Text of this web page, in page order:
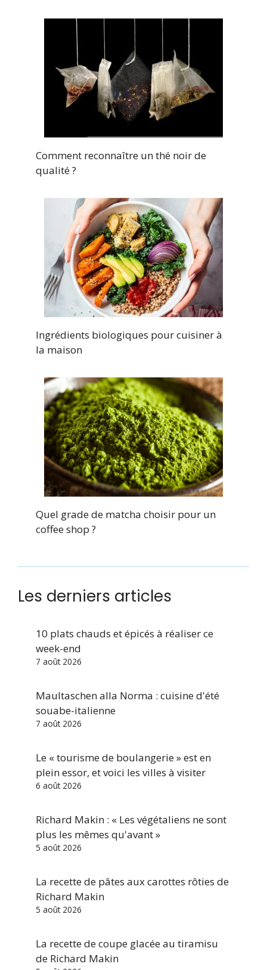
Comment reconnaître un thé noir de
qualité ?
Ingrédients biologiques pour cuisiner à
la maison
Quel grade de matcha choisir pour un
coffee shop ?
Les derniers articles
10 plats chauds et épicés à réaliser ce
week-end
7 août 2026
Maultaschen alla Norma : cuisine d'été
souabe-italienne
7 août 2026
Le « tourisme de boulangerie » est en
plein essor, et voici les villes à visiter
6 août 2026
Richard Makin : « Les végétaliens ne sont
plus les mêmes qu'avant »
5 août 2026
La recette de pâtes aux carottes rôties de
Richard Makin
5 août 2026
La recette de coupe glacée au tiramisu
de Richard Makin